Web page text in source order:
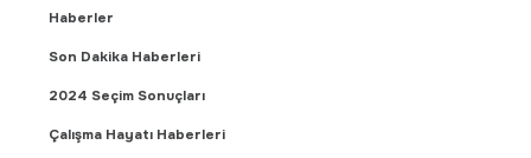
Haberler
Son Dakika Haberleri
2024 Seçim Sonuçları
Çalışma Hayatı Haberleri